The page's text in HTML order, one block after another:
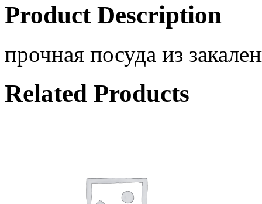
Product Description
прочная посуда из
Related Products